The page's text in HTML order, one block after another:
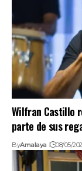
Wilfran Castillo
parte de sus
ByAmalaya 08/05/